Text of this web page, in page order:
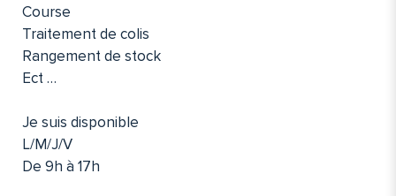
Course
Traitement de colis
Rangement de stock
Ect …
Je suis disponible
L/M/J/V
De 9h à 17h